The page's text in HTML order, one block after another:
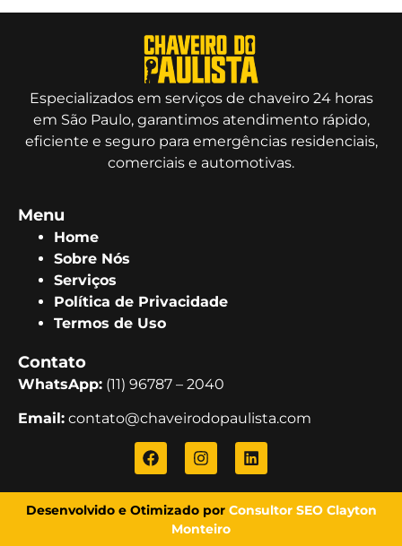
Especializados em serviços de chaveiro 24 horas
em São Paulo, garantimos atendimento rápido,
eficiente e seguro para emergências residenciais,
comerciais e automotivas.
Menu
Home
Sobre Nós
Serviços
Política de Privacidade
Termos de Uso
Contato
WhatsApp: (11) 96787 – 2040
Email: contato@chaveirodopaulista.com
Desenvolvido e Otimizado por Consultor SEO Clayton
Monteiro